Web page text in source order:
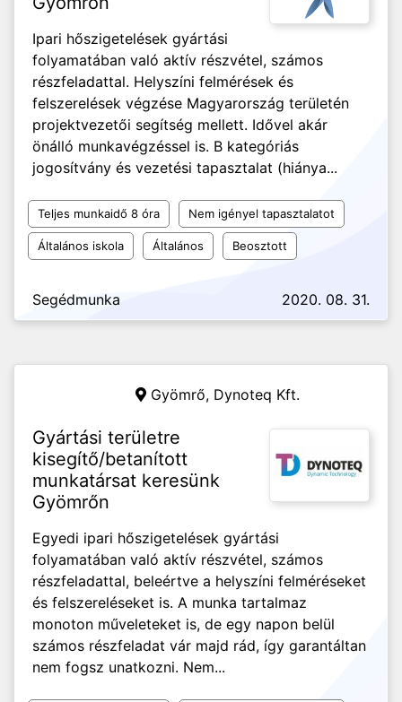
Ipari hőszigetelések gyártási
folyamatában való aktív részvétel, számos
részfeladattal. Helyszíni felmérések és
felszerelések végzése Magyarország területén
projektvezetői segítség mellett. Idővel akár
önálló munkavégzéssel is. B kategóriás
jogosítvány és vezetési tapasztalat (hiánya...
Teljes munkaidő 8 óra Nem igényel tapasztalatot
Általános iskola Általános Beosztott
Segédmunka 2020. 08. 31.
Gyömrő, Dynoteq Kft.
Gyártási területre
kisegítő/betanított
munkatársat keresünk
Gyömrőn
Egyedi ipari hőszigetelések gyártási
folyamatában való aktív részvétel, számos
részfeladattal, beleértve a helyszíni felméréseket
és felszereléseket is. A munka tartalmaz
monoton műveleteket is, de egy napon belül
számos részfeladat vár majd rád, így garantáltan
nem fogsz unatkozni. Nem...